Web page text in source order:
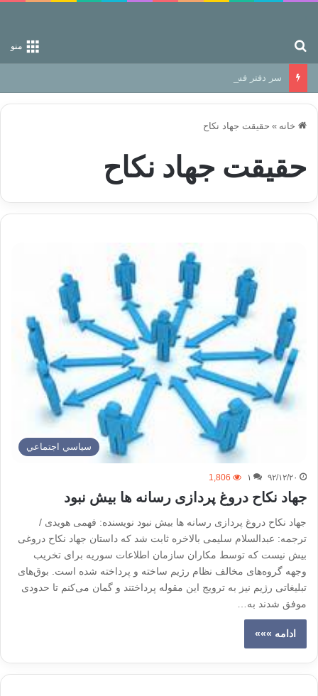
منو
سر دفتر فساد در زمین‌، دوری وکناره‌گیری از راه خداست‌!
خانه » حقیقت جهاد نکاح
حقیقت جهاد نکاح
سياسي اجتماعي
۹۲/۱۲/۲۰ ۱ 1,806
جهاد نکاح دروغ پردازی رسانه ها بیش نبود
جهاد نکاح دروغ پردازی رسانه ها بیش نبود نویسنده: فهمی هویدی /
ترجمه: عبدالسلام سلیمی بالاخره ثابت شد که داستان جهاد نکاح دروغی
بیش نیست که توسط مکاران سازمان اطلاعات سوریه برای تخریب
وجهه گروه‌های مخالف نظام رژیم ساخته و پرداخته شده است. بوق‌های
تبلیغاتی رژیم نیز به ترویج این مقوله پرداختند و گمان می‌کنم تا حدودی
موفق شدند به…
ادامه »»»